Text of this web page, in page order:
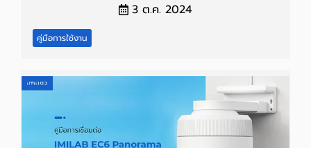
3 ต.ค. 2024
คู่มือการใช้งาน